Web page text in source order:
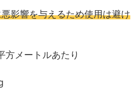
影響を与えるため使用は避け
方メートルあたり